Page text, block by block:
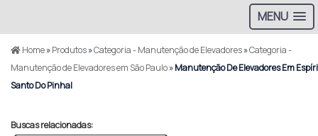
MENU
Home»Produtos»Categoria - Manutenção de Elevadores»Categoria -
Manutenção de Elevadores em São Paulo»Manutenção De Elevadores Em
Santo Do Pinhal
Buscas relacionadas: